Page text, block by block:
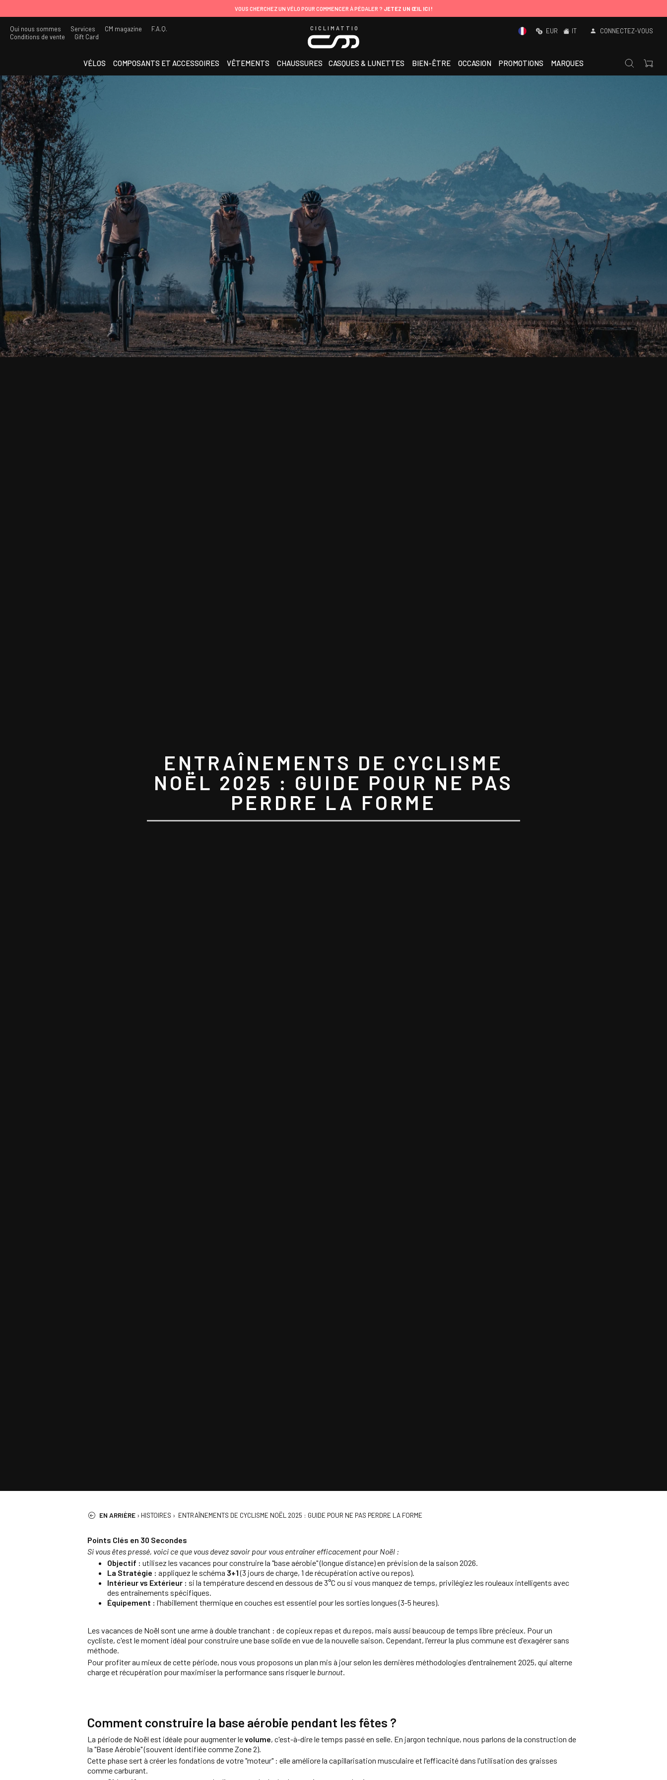
VOUS CHERCHEZ UN VÉLO POUR COMMENCER À PÉDALER ? JETEZ UN ŒIL ICI !
Qui nous sommes Services CM magazine
F.A.Q.
Conditions de vente
Gift Card
CICLIMATTIO EUR IT CONNECTEZ-VOUS
VÉLOS COMPOSANTS ET ACCESSOIRES VÊTEMENTS CHAUSSURES CASQUES & LUNETTES BIEN-ÊTRE OCCASION PROMOTIONS MARQUES
ENTRAÎNEMENTS DE CYCLISME
NOËL 2025 : GUIDE POUR NE PAS
PERDRE LA FORME
EN ARRIÈRE › HISTOIRES › ENTRAÎNEMENTS DE CYCLISME NOËL 2025 : GUIDE POUR NE PAS PERDRE LA FORME
Points Clés en 30 Secondes
Si vous êtes pressé, voici ce que vous devez savoir pour vous entraîner efficacement pour Noël :
Objectif : utilisez les vacances pour construire la "base aérobie" (longue distance) en prévision de la saison 2026.
La Stratégie : appliquez le schéma 3+1(3 jours de charge, 1 de récupération active ou repos).
Intérieur vs Extérieur : si la température descend en dessous de 3°C ou si vous manquez de temps, privilégiez les rouleaux intelligents avec
des entraînements spécifiques.
Équipement : l'habillement thermique en couches est essentiel pour les sorties longues (3-5 heures).
Les vacances de Noël sont une arme à double tranchant : de copieux repas et du repos, mais aussi beaucoup de temps libre précieux. Pour un
cycliste, c'est le moment idéal pour construire une base solide en vue de la nouvelle saison. Cependant, l'erreur la plus commune est d'exagérer sans
méthode.
Pour profiter au mieux de cette période, nous vous proposons un plan mis à jour selon les dernières méthodologies d'entraînement 2025, qui alterne
charge et récupération pour maximiser la performance sans risquer le burnout
Comment construire la base aérobie pendant les fêtes ?
La période de Noël est idéale pour augmenter levolume, c'est-à-dire le temps passé en selle. En jargon technique, nous parlons de la construction de
la "Base Aérobie" (souvent identifiée comme Zone 2).
Cette phase sert à créer les fondations de votre "moteur" : elle améliore la capillarisation musculaire et l'efficacité dans l'utilisation des graisses
comme carburant.